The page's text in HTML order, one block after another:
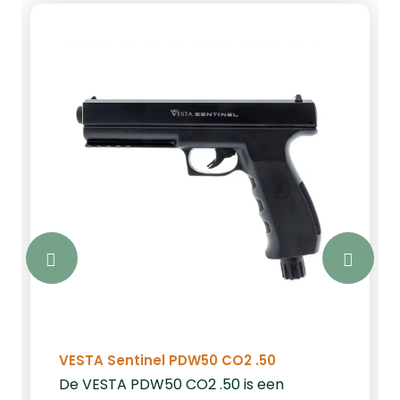
VESTA Sentinel PDW50 CO2 .50
De VESTA PDW50 CO2 .50 is een